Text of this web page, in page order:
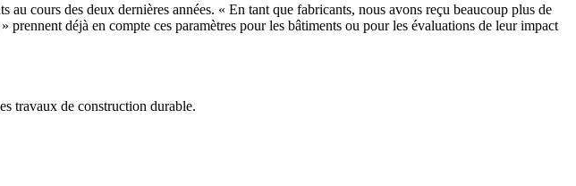
cours des deux dernières années. « En tant que fabricants, nous avons reçu beaucoup plus de
déjà en compte ces paramètres pour les bâtiments ou pour les évaluations de leur impact
travaux de construction durable.